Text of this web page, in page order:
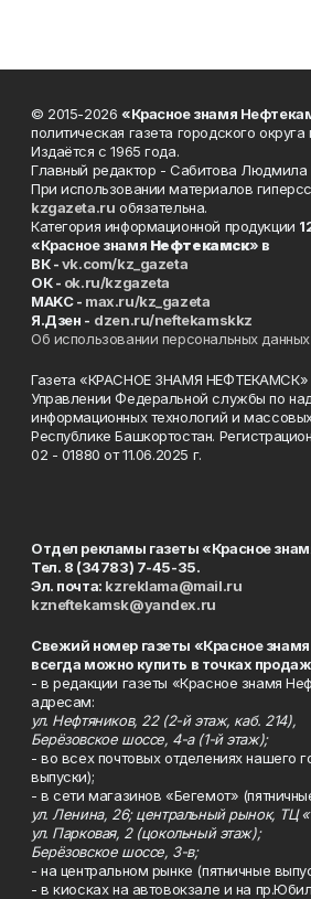
© 2015-2026 «Красное знамя
политическая газета городского
Издаётся с 1965 года.
Главный редактор - Сабитова Людмила
При использовании материалов
kzgazeta.ru обязательна.
Категория информационной продукции
«Красное знамя Нефтекамск» в
ВК -vk.com/kz_gazeta
ОК - ok.ru/kzgazeta
MAKC - max.ru/kz_gazeta
Я.Дзен - dzen.ru/neftekamskkz
Об использовании персональных данных
Газета «КРАСНОЕ ЗНАМЯ НЕФТЕКАМСК»
Управлении Федеральной службы по
информационных технологий и
Республике Башкортостан.
02 - 01880 от 11.06.2025 г.
Отдел рекламы газеты «Красное
Тел. 8 (34783) 7-45-35.
Эл. почта: kzreklama@mail.ru
kzneftekamsk@yandex.ru
Свежий номер газеты «Красное
всегда можно купить в точках
- в редакции газеты «Красное знамя
адресам:
ул. Нефтяников, 22 (2-й этаж, каб. 214),
Берёзовское шоссе, 4-а (1-й этаж);
- во всех почтовых отделениях нашего
выпуски);
- в сети магазинов «Бегемот»
ул. Ленина, 26; центральный рынок, ТЦ
ул. Парковая, 2 (цокольный этаж);
Берёзовское шоссе, 3-в;
- на центральном рынке (пятничные
- в киосках на автовокзале и на